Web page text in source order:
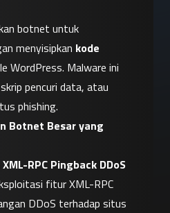
botnet untuk
menyisipkan kode
WordPress. Malware ini
pencuri data, atau
phishing.
Botnet Besar yang
RPC Pingback DDoS
fitur XML-RPC
DDoS terhadap situs